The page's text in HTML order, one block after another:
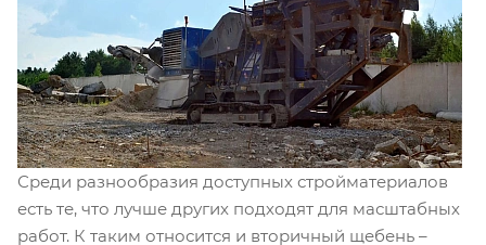
Среди разнообразия доступных стройматериалов
есть те, что лучше других подходят для масштабных
работ. К таким относится и вторичный щебень –